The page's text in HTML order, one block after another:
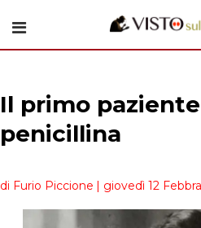
Il primo
penicillina
di Furio Piccione | giovedì 12